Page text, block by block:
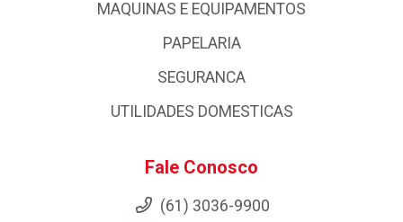
MAQUINAS E EQUIPAMENTOS
PAPELARIA
SEGURANCA
UTILIDADES DOMESTICAS
Fale Conosco
(61) 3036-9900